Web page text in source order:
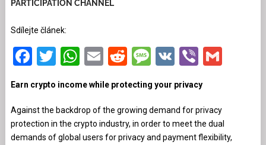
PARTICIPATION CHANNEL
Sdílejte článek:
Facebook
Twitter
WhatsApp
EmailRedditMessage
VKViber
Earn crypto income while protecting your privacy
Against the backdrop of the growing demand for privacy
protection in the crypto industry, in order to meet the dual
demands of global users for privacy and payment flexibility,